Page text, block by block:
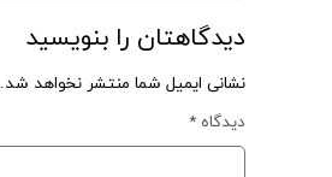
دیدگاهتان را بنویسید
نشانی ایمیل شما منتشر نخواهد شد.
دیدگاه *